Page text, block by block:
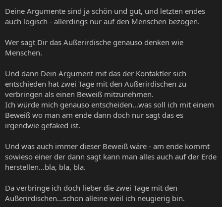
Deine Argumente sind ja schön und gut, und letzten endes
auch logisch - allerdings nur auf den Menschen bezogen.
Wer sagt Dir das Außerirdische genauso denken wie
Menschen.
Und dann Dein Argument mit das der Kontaktler sich
entschieden hat zwei Tage mit den Außerirdischen zu
verbringen als einen Beweiß mitzunehmen.
Ich würde mich genauso entscheiden...was soll ich mit einem
Beweiß wo man am ende dann doch nur sagt das es
irgendwie gefaked ist.
Und was auch immer dieser Beweiß wäre - am ende kommt
sowieso einer der dann sagt kann man alles auch auf der Erde
herstellen...bla, bla, bla.
Da verbringe ich doch lieber die zwei Tage mit den
Außerirdischen...schon alleine weil ich neugierig bin.